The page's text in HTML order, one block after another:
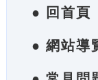
● 回首頁
● 網站導